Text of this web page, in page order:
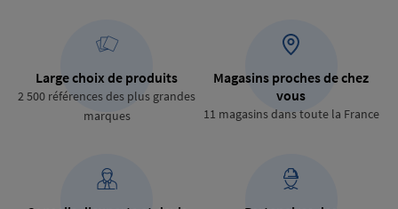
Large choix de produits
2 500 références des plus grandes
marques
Magasins proches de chez
vous
11 magasins dans toute la France